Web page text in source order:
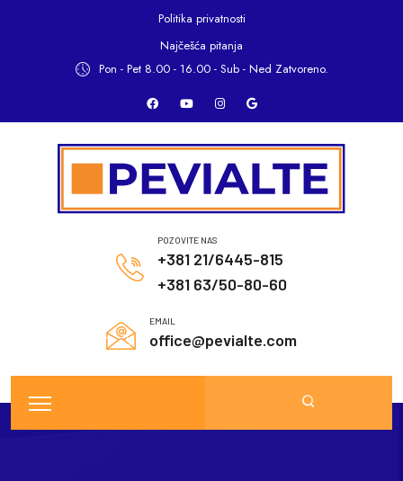
Politika privatnosti
Najčešća pitanja
Pon - Pet 8.00 - 16.00 - Sub - Ned Zatvoreno.
POZOVITE NAS
+381 21/6445-815
+381 63/50-80-60
EMAIL
office@pevialte.com